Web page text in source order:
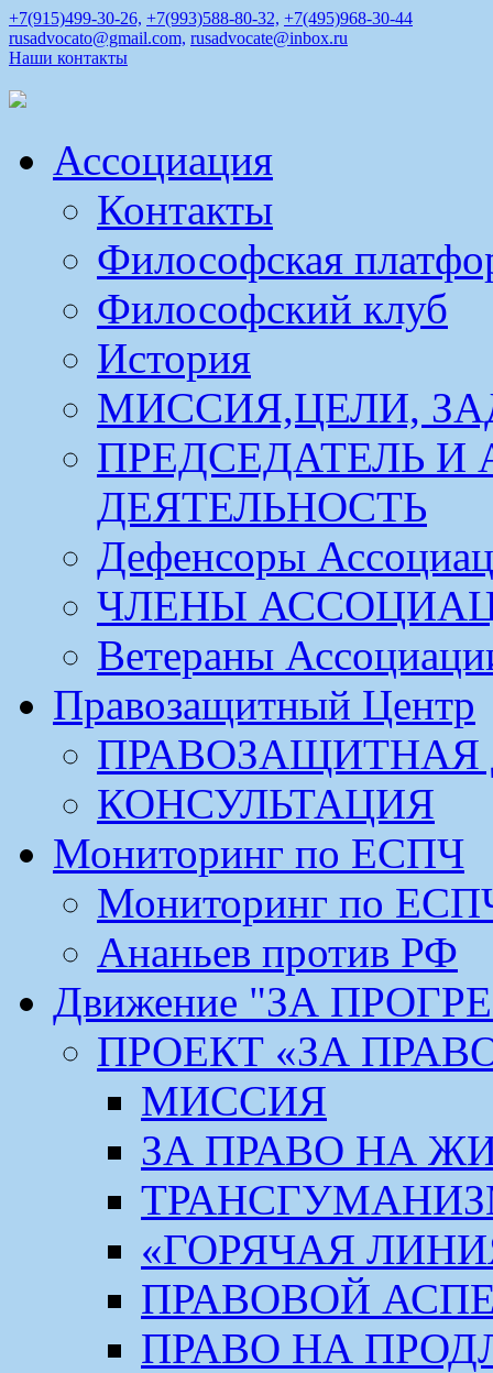
+7(915)499-30-26, +7(993)588-80-32, +7(495)968-30-44
rusadvocato@gmail.com, rusadvocate@inbox.ru
Наши контакты
Ассоциация
Контакты
Философская
Философский клуб
История
МИССИЯ,ЦЕЛИ,
ПРЕДСЕДАТЕЛЬ И
ДЕЯТЕЛЬНОСТЬ
Дефенсоры
ЧЛЕНЫ
Ветераны
Правозащитный Центр
ПРАВОЗАЩИТНАЯ
КОНСУЛЬТАЦИЯ
Мониторинг по ЕСПЧ
Мониторинг по
Ананьев против РФ
Движение "ЗА
ПРОЕКТ «ЗА
МИССИЯ
ЗА ПРАВО НА
«ГОРЯЧАЯ
ПРАВОВОЙ
ПРАВО НА